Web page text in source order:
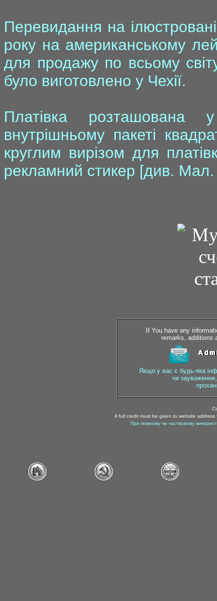
Перевидання на
року на американському
для продажу по всьому
було виготовлено у Чехії.
Платівка розташована у
внутрішньому пакеті
круглим вирізом для
рекламний стикер [див.